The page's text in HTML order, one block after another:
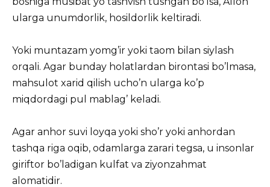
ularga unumdorlik, hosildorlik keltiradi.
Yoki muntazam yomg’ir yoki taom bilan siylash
orqali. Agar bunday holatlardan birontasi bo’lmasa,
mahsulot xarid qilish ucho’n ularga ko’p
miqdordagi pul mablag’ keladi.
Agar anhor suvi loyqa yoki sho’r yoki anhordan
tashqa riga oqib, odamlarga zarari tegsa, u insonlar
giriftor bo’ladigan kulfat va ziyonzahmat
alomatidir.